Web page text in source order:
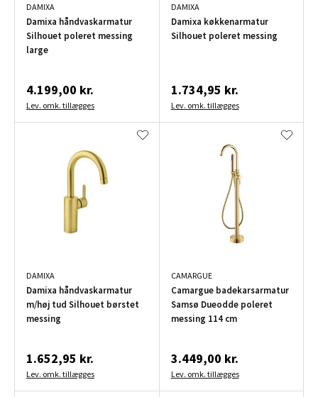
DAMIXA
Damixa håndvaskarmatur
Silhouet poleret messing
large
4.199,00 kr.
Lev. omk. tillægges
DAMIXA
Damixa køkkenarmatur
Silhouet poleret messing
1.734,95 kr.
Lev. omk. tillægges
DAMIXA
Damixa håndvaskarmatur
m/høj tud Silhouet børstet
messing
1.652,95 kr.
Lev. omk. tillægges
CAMARGUE
Camargue badekarsarmatur
Samsø Dueodde poleret
messing 114 cm
3.449,00 kr.
Lev. omk. tillægges